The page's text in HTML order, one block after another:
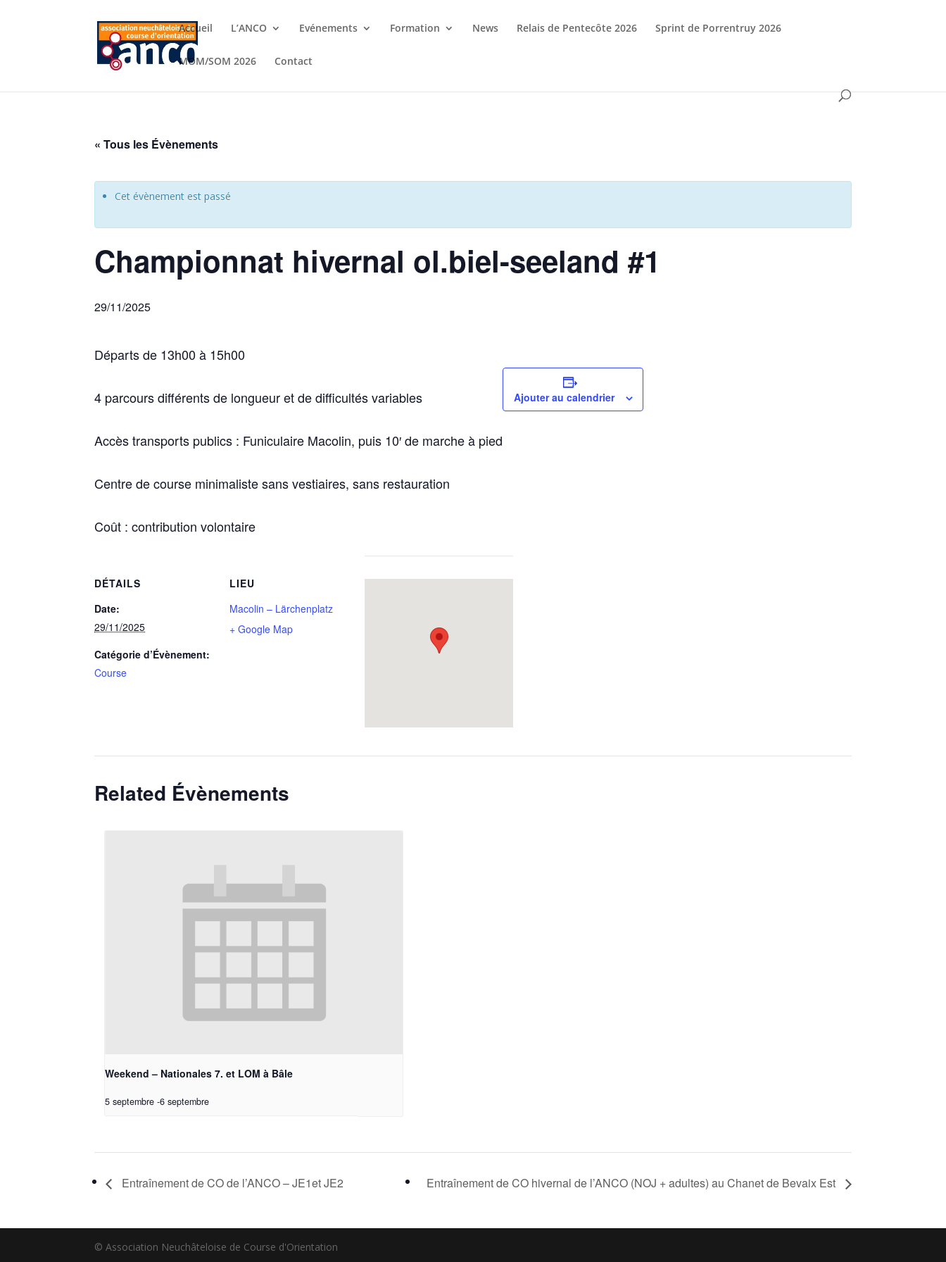
Accueil L’ANCO Evénements Formation News Relais de Pentecôte 2026 Sprint de Porrentruy 2026
MOM/SOM 2026 Contact
« Tous les Évènements
Cet évènement est passé
Championnat hivernal ol.biel-seeland #1
29/11/2025
Départs de 13h00 à 15h00
4 parcours différents de longueur et de difficultés variables
Accès transports publics : Funiculaire Macolin, puis 10′ de marche à pied
Centre de course minimaliste sans vestiaires, sans restauration
Coût : contribution volontaire
Ajouter au calendrier
DÉTAILS
Date:
29/11/2025
Catégorie d’Évènement:
Course
LIEU
Macolin – Lärchenplatz
+ Google Map
Related Évènements
Weekend – Nationales 7. et LOM à Bâle
5 septembre -6 septembre
Entraînement de CO de l’ANCO – JE1et JE2 Entraînement de CO hivernal de l’ANCO (NOJ + adultes) au Chanet de Bevaix Est
© Association Neuchâteloise de Course d'Orientation